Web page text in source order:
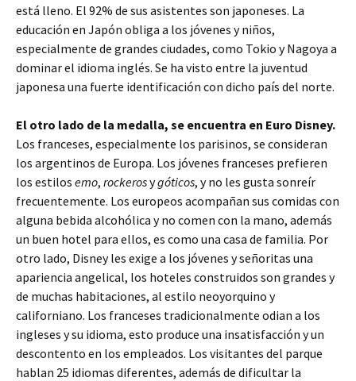
está lleno. El 92% de sus asistentes son japoneses. La
educación en Japón obliga a los jóvenes y niños,
especialmente de grandes ciudades, como Tokio y Nagoya a
dominar el idioma inglés. Se ha visto entre la juventud
japonesa una fuerte identificación con dicho país del norte.
El otro lado de la medalla, se encuentra en Euro Disney.
Los franceses, especialmente los parisinos, se consideran
los argentinos de Europa. Los jóvenes franceses prefieren
los estilos emo, rockerosygóticos, y no les gusta sonreír
frecuentemente. Los europeos acompañan sus comidas con
alguna bebida alcohólica y no comen con la mano, además
un buen hotel para ellos, es como una casa de familia. Por
otro lado, Disney les exige a los jóvenes y señoritas una
apariencia angelical, los hoteles construidos son grandes y
de muchas habitaciones, al estilo neoyorquino y
californiano. Los franceses tradicionalmente odian a los
ingleses y su idioma, esto produce una insatisfacción y un
descontento en los empleados. Los visitantes del parque
hablan 25 idiomas diferentes, además de dificultar la